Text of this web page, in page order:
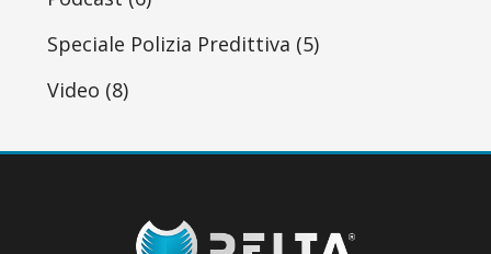
Speciale Polizia Predittiva (5)
Video (8)